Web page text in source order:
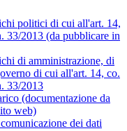
politici di cui all'art. 14,
33/2013 (da pubblicare in
di amministrazione, di
di cui all'art. 14, co.
33/2013
(documentazione da
web)
dei dati